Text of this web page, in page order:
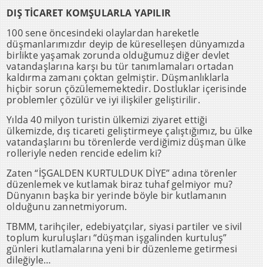
DIŞ TİCARET KOMŞULARLA YAPILIR
100 sene öncesindeki olaylardan hareketle
düşmanlarımızdır deyip de küreselleşen dünyamızda
birlikte yaşamak zorunda olduğumuz diğer devlet
vatandaşlarına karşı bu tür tanımlamaları ortadan
kaldırma zamanı çoktan gelmiştir. Düşmanlıklarla
hiçbir sorun çözülememektedir. Dostluklar içerisinde
problemler çözülür ve iyi ilişkiler geliştirilir.
Yılda 40 milyon turistin ülkemizi ziyaret ettiği
ülkemizde, dış ticareti geliştirmeye çalıştığımız, bu ülke
vatandaşlarını bu törenlerde verdiğimiz düşman ülke
rolleriyle neden rencide edelim ki?
Zaten “İŞGALDEN KURTULDUK DİYE” adına törenler
düzenlemek ve kutlamak biraz tuhaf gelmiyor mu?
Dünyanın başka bir yerinde böyle bir kutlamanın
olduğunu zannetmiyorum.
TBMM, tarihçiler, edebiyatçılar, siyasi partiler ve sivil
toplum kuruluşları “düşman işgalinden kurtuluş”
günleri kutlamalarına yeni bir düzenleme getirmesi
dileğiyle…